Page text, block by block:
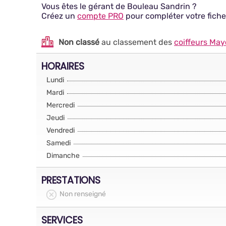
Vous êtes le gérant de Bouleau Sandrin ?
Créez un compte PRO pour compléter votre
Non classé au classement des coiffeurs
HORAIRES
Lundi
Mardi
Mercredi
Jeudi
Vendredi
Samedi
Dimanche
PRESTATIONS
Non renseigné
SERVICES